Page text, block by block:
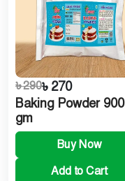
৳ 290৳ 270
Baking Powder 900
gm
Buy Now
Add to Cart